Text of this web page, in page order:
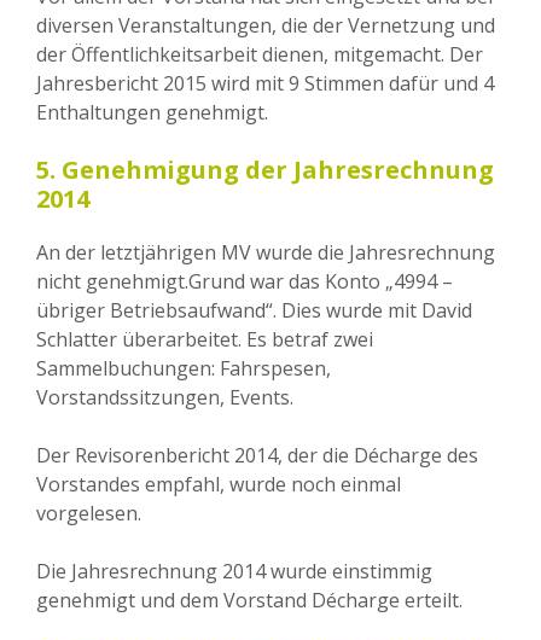
diversen Veranstaltungen, die der Vernetzung und
der Öffentlichkeitsarbeit dienen, mitgemacht. Der
Jahresbericht 2015 wird mit 9 Stimmen dafür und 4
Enthaltungen genehmigt.
5. Genehmigung der Jahresrechnung
2014
An der letztjährigen MV wurde die Jahresrechnung
nicht genehmigt.Grund war das Konto „4994 –
übriger Betriebsaufwand“. Dies wurde mit David
Schlatter überarbeitet. Es betraf zwei
Sammelbuchungen: Fahrspesen,
Vorstandssitzungen, Events.
Der Revisorenbericht 2014, der die Décharge des
Vorstandes empfahl, wurde noch einmal
vorgelesen.
Die Jahresrechnung 2014 wurde einstimmig
genehmigt und dem Vorstand Décharge erteilt.